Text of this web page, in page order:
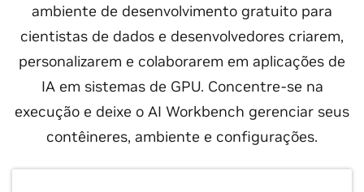
ambiente de desenvolvimento gratuito para
cientistas de dados e desenvolvedores criarem,
personalizarem e colaborarem em aplicações de
IA em sistemas de GPU. Concentre-se na
execução e deixe o AI Workbench gerenciar seus
contêineres, ambiente e configurações.